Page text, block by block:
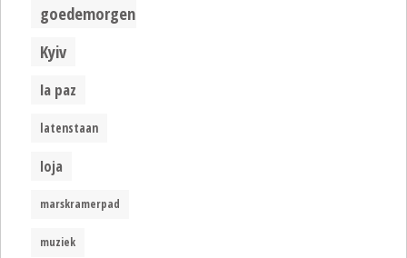
goedemorgen
Kyiv
la paz
latenstaan
loja
marskramerpad
muziek